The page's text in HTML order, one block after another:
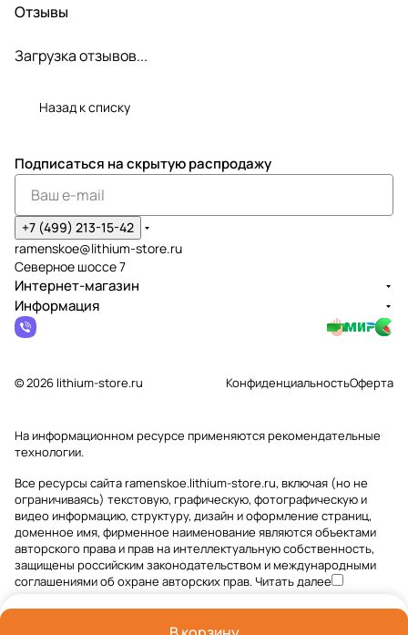
Отзывы
Загрузка отзывов...
Назад к списку
Подписаться на скрытую распродажу
+7 (499) 213-15-42
ramenskoe@lithium-store.ru
Северное шоссе 7
Интернет-магазин
Информация
© 2026 lithium-store.ru КонфиденциальностьОферта
На информационном ресурсе применяютсярекомендательные
технологии.
Все ресурсы сайта ramenskoe.lithium-store.ru, включая (но не
ограничиваясь) текстовую, графическую, фотографическую и
видео информацию, структуру, дизайн и оформление страниц,
доменное имя, фирменное наименование являются объектами
авторского права и прав на интеллектуальную собственность,
защищены российским законодательством и международными
соглашениями об охране авторских прав.Читать далее